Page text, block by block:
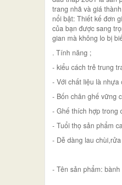
trang nhã và giá
nổi bật: Thiết kế đơn
của bạn được sang
gian mà không lo bị
. Tính năng ;
- kiểu cách trẻ trung
- Với chất liệu là
- Bốn chân ghế vững
- Ghế thích hợp trong
- Tuổi thọ sản phẩm
- Dễ dàng lau
- Tên sản phẩm: bành